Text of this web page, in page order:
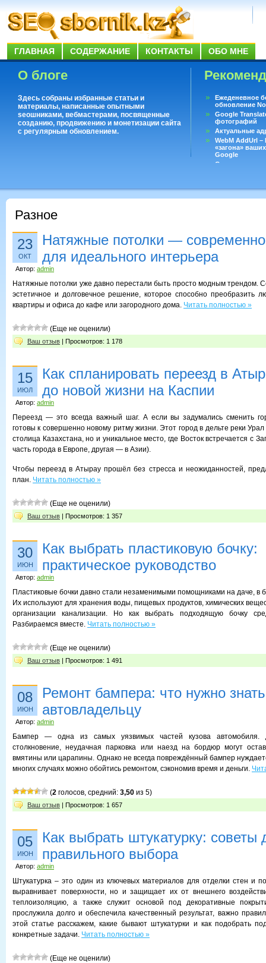
ГЛАВНАЯ СОДЕРЖАНИЕ КОНТАКТЫ ОБО МНЕ
О блоге
Здесь собраны избранные статьи и
материалы, написанные опытными
seoшниками, вебмастерами, посвященные
созданию, продвижению и монетизации сайта
с регулярным обновлением.
Ежеденевное
обновление
Google
фотографий
Актуальные
WebM AddUrl
«загона»
Google
Существует
Разное
23
ОКТ
Натяжные потолки —
для идеального интерьера
Автор: admin
Натяжные потолки уже давно перестали быть просто модным трендом.
эстетичное и долговечное решение, которое способно
квартиры и офиса до кафе или загородного дома. Читать полностью »
(Еще не оценили)
Ваш отзыв | Просмотров: 1 178
15
ИЮЛ
Как спланировать переезд в
до новой жизни на Каспии
Автор: admin
Переезд — это всегда важный шаг. А если вы задумались сменить
готовы к совершенно новому ритму жизни. Этот город в дельте реки
столица Казахстана, но и уникальное место, где Восток встречается с
часть города в Европе, другая — в Азии).
Чтобы переезд в Атырау прошёл без стресса и неожиданностей,
план. Читать полностью »
(Еще не оценили)
Ваш отзыв | Просмотров: 1 357
30
ИЮН
Как выбрать пластиковую бочку:
практическое руководство
Автор: admin
Пластиковые бочки давно стали незаменимыми помощниками на даче, в
Их используют для хранения воды, пищевых продуктов, химических
организации канализации. Но как выбрать подходящую бочку
Разбираемся вместе. Читать полностью »
(Еще не оценили)
Ваш отзыв | Просмотров: 1 491
08
ИЮН
Ремонт бампера: что нужно знать
автовладельцу
Автор: admin
Бампер — одна из самых уязвимых частей кузова автомобиля.
столкновение, неудачная парковка или наезд на бордюр могут
вмятины или царапины. Однако не всегда повреждённый бампер
многих случаях можно обойтись ремонтом, сэкономив время и деньги.
(2 голосов, средний: 3,50 из 5)
Ваш отзыв | Просмотров: 1 657
05
ИЮН
Как выбрать штукатурку: советы
правильного выбора
Автор: admin
Штукатурка – это один из ключевых материалов для отделки стен и
выравнивает поверхности, но и защищает их от внешнего
теплоизоляцию, а также служит основой под декоративные
прослужила долго и обеспечила качественный результат, важно
этой статье расскажем, какие бывают штукатурки и как подобрать
конкретные задачи. Читать полностью »
(Еще не оценили)